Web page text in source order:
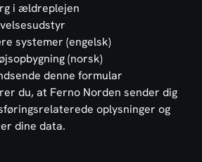
i ældreplejen
systemer (engelsk)
(norsk)
denne formular
du, at Ferno Norden sender dig
oplysninger og
dine data.